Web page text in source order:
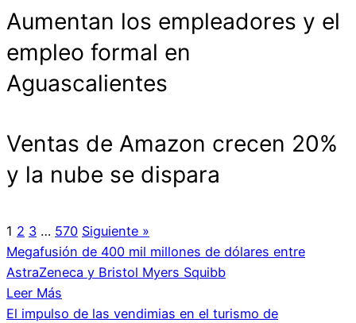
Aumentan los empleadores y el
empleo formal en
Aguascalientes
Ventas de Amazon crecen 20%
y la nube se dispara
1 2 3 … 570 Siguiente »
Megafusión de 400 mil millones de dólares entre
AstraZeneca y Bristol Myers Squibb
Leer Más
El impulso de las vendimias en el turismo de